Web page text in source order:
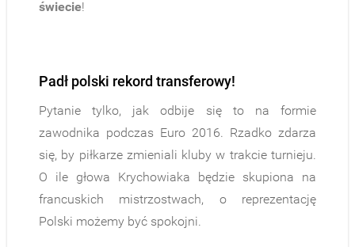
świecie!
Padł polski rekord transferowy!
Pytanie tylko, jak odbije się to na formie
zawodnika podczas Euro 2016. Rzadko zdarza
się, by piłkarze zmieniali kluby w trakcie turnieju.
O ile głowa Krychowiaka będzie skupiona na
francuskich mistrzostwach, o reprezentację
Polski możemy być spokojni.